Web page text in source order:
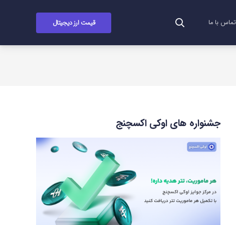
تماس با ما قیمت ارز دیجیتال
جشنواره های اوکی اکسچنج